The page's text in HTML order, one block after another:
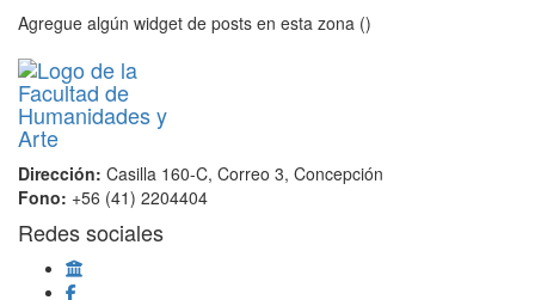
Agregue algún widget de posts en esta zona ()
Dirección: Casilla 160-C, Correo 3, Concepción
Fono: +56 (41) 2204404
Redes sociales